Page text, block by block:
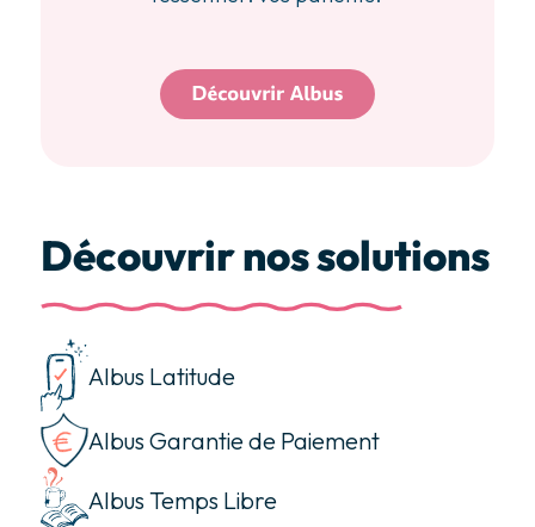
Découvrir nos solutions
Albus Latitude
Albus Garantie de Paiement
Albus Temps Libre